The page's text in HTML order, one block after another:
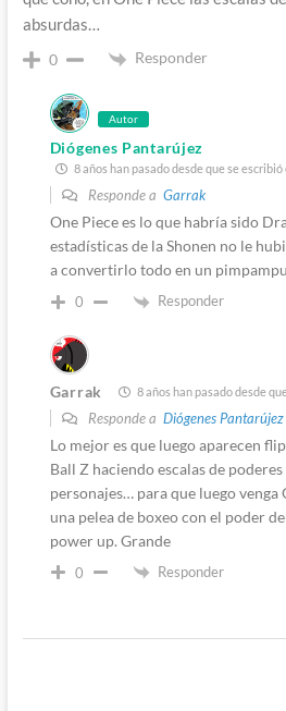
absurdas…
0 Responder
Autor
Diógenes Pantarújez
8 años han pasado desde que se escribió
Responde a Garrak
One Piece es lo que habría sido
estadísticas de la Shonen no le
a convertirlo todo en un
0 Responder
Garrak 8 años han pasado desde
Responde a Diógenes Pantarújez
Lo mejor es que luego aparecen
Ball Z haciendo escalas de
personajes… para que luego venga
una pelea de boxeo con el poder
power up. Grande
0 Responder